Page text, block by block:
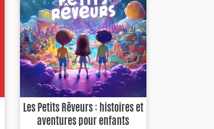
Les Petits Rêveurs : histoires et
aventures pour enfants